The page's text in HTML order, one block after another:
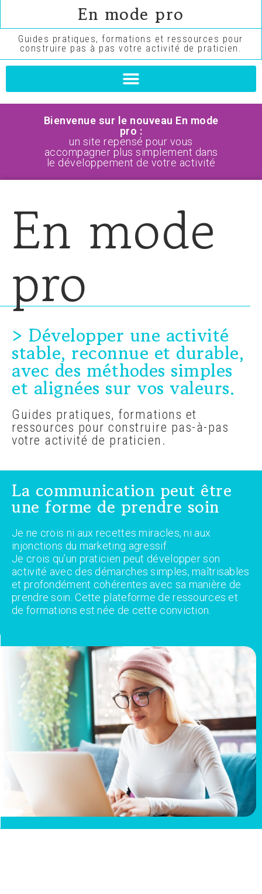
En mode pro
Guides pratiques, formations et ressources pour
construire pas à pas votre activité de praticien.
Bienvenue sur le nouveau En mode
pro :
un site repensé pour vous
accompagner plus simplement dans
le développement de votre activité
En mode
pro
> Développer une activité
stable, reconnue et durable,
avec des méthodes simples
et alignées sur vos valeurs.
Guides pratiques, formations et
ressources pour construire pas-à-pas
votre activité de praticien.
La communication peut être
une forme de prendre soin
Je ne crois ni aux recettes miracles, ni aux
injonctions du marketing agressif.
Je crois qu’un praticien peut développer son
activité avec des démarches simples, maîtrisables
et profondément cohérentes avec sa manière de
prendre soin. Cette plateforme de ressources et
de formations est née de cette conviction.